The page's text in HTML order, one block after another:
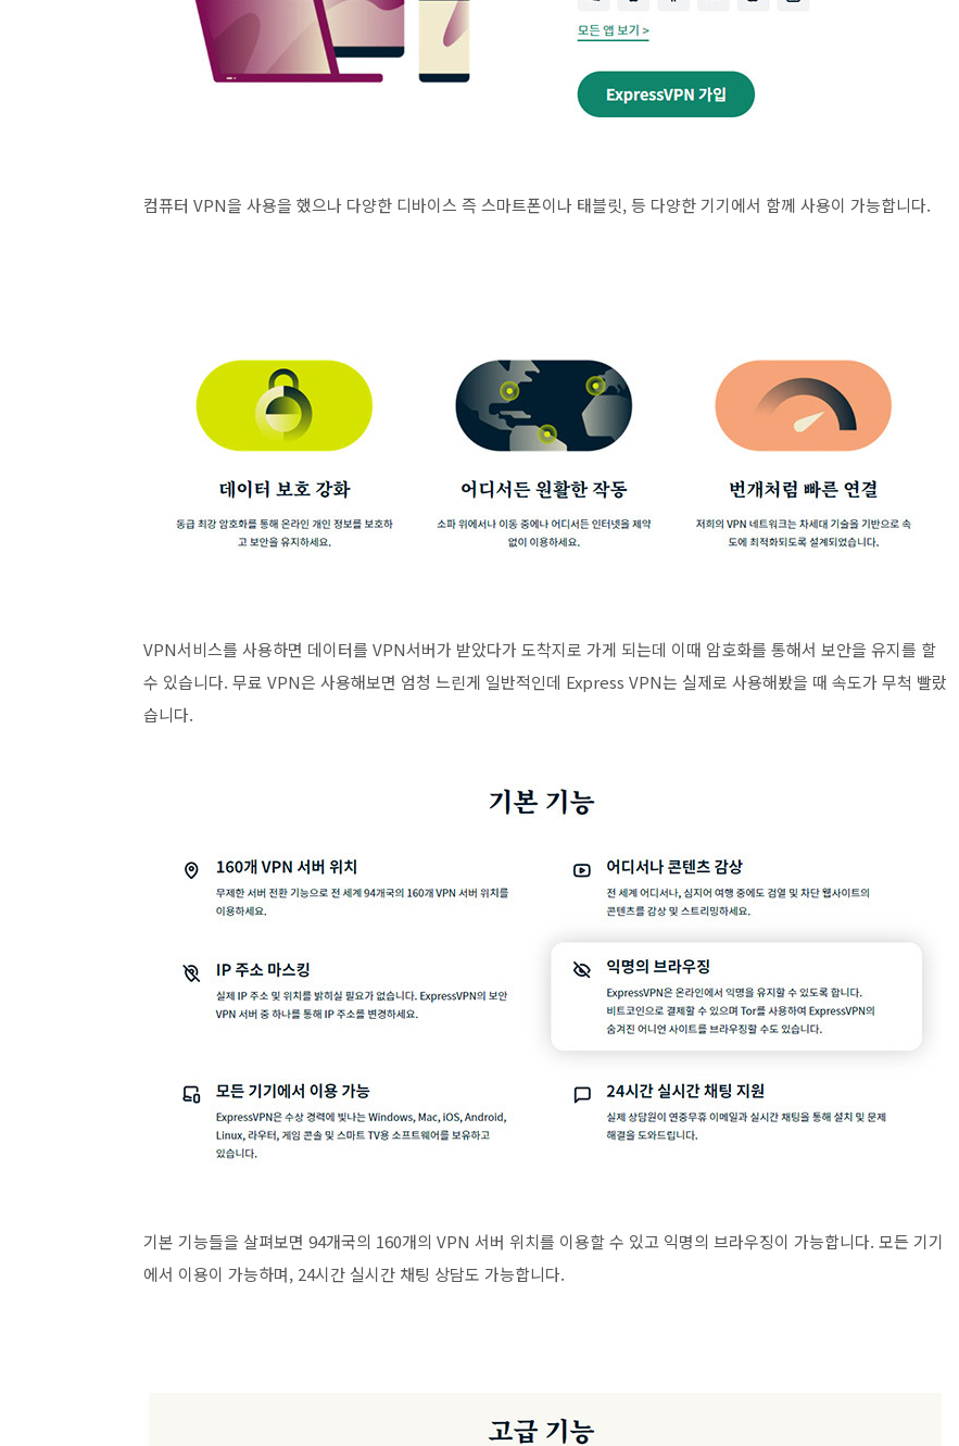
컴퓨터 VPN을 사용을 했으나 다양한 디바이스 즉 스마트폰이나 태블릿, 등 다양한 기기에서 함께 사용이 가능합니다.
VPN서비스를 사용하면 데이터를 VPN서버가 받았다가 도착지로 가게 되는데 이때 암호화를 통해서 보안을 유지를 할
수 있습니다. 무료 VPN은 사용해보면 엄청 느린게 일반적인데 Express VPN는 실제로 사용해봤을 때 속도가 무척 빨랐
습니다.
기본 기능들을 살펴보면 94개국의 160개의 VPN 서버 위치를 이용할 수 있고 익명의 브라우징이 가능합니다. 모든 기기
에서 이용이 가능하며, 24시간 실시간 채팅 상담도 가능합니다.